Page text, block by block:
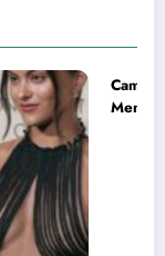
Camila
Mendes